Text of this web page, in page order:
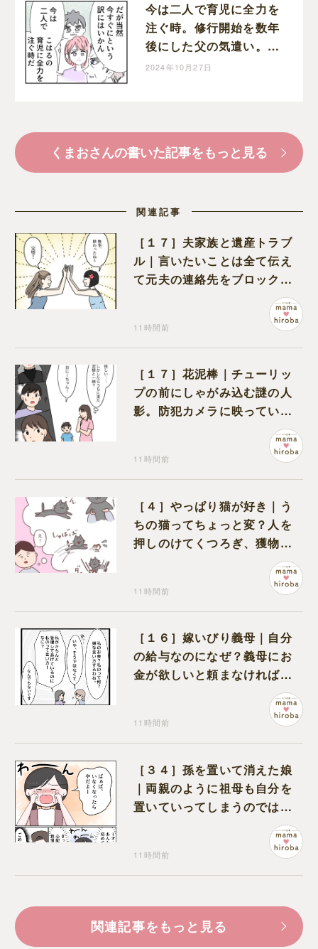
今は二人で育児に全力を
注ぐ時。修行開始を数年
後にした父の気遣い。育
児なめすぎ夫［１９８］
2024年10月27日
くまおさんの書いた記事をもっと見る
関連記事
［１７］夫家族と遺産トラブ
ル｜言いたいことは全て伝え
て元夫の連絡先をブロック。
離婚できた喜びを噛みしめる
11時間前
［１７］花泥棒｜チューリッ
プの前にしゃがみ込む謎の人
影。防犯カメラに映っていた
11時間前
［４］やっぱり猫が好き｜う
ちの猫ってちょっと変？人を
押しのけてくつろぎ、獲物に
も物怖じしない鋼のハート
11時間前
［１６］嫁いびり義母｜自分
の給与なのになぜ？義母にお
金が欲しいと頼まなければな
11時間前
［３４］孫を置いて消えた娘
｜両親のように祖母も自分を
置いていってしまうのでは？
と怯えて泣く孫に心が痛む
11時間前
関連記事をもっと見る